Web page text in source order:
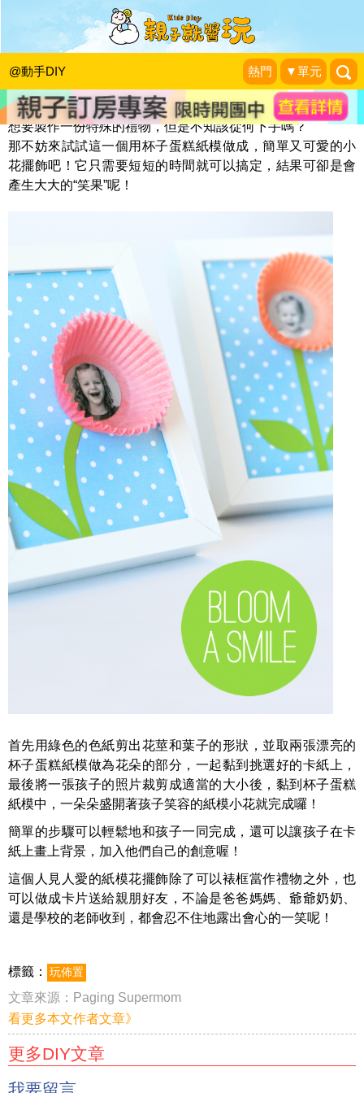
@動手DIY 熱門 ▼單元
笑容滿滿的杯子蛋糕紙模花
KidsPlay編輯室
想要製作一份特殊的禮物，但是不知該從何下手嗎？
那不妨來試試這一個用杯子蛋糕紙模做成，簡單又可愛的小
花擺飾吧！它只需要短短的時間就可以搞定，結果可卻是會
產生大大的“笑果”呢！
首先用綠色的色紙剪出花莖和葉子的形狀，並取兩張漂亮的
杯子蛋糕紙模做為花朵的部分，一起黏到挑選好的卡紙上，
最後將一張孩子的照片裁剪成適當的大小後，黏到杯子蛋糕
紙模中，一朵朵盛開著孩子笑容的紙模小花就完成囉！
簡單的步驟可以輕鬆地和孩子一同完成，還可以讓孩子在卡
紙上畫上背景，加入他們自己的創意喔！
這個人見人愛的紙模花擺飾除了可以裱框當作禮物之外，也
可以做成卡片送給親朋好友，不論是爸爸媽媽、爺爺奶奶、
還是學校的老師收到，都會忍不住地露出會心的一笑呢！
標籤： 玩佈置
文章來源： Paging Supermom
看更多本文作者文章》
更多DIY文章